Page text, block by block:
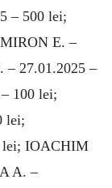
– 500 lei;
E. –
– 27.01.2025 –
100 lei;
lei;
lei; IOA­CHIM
A. –